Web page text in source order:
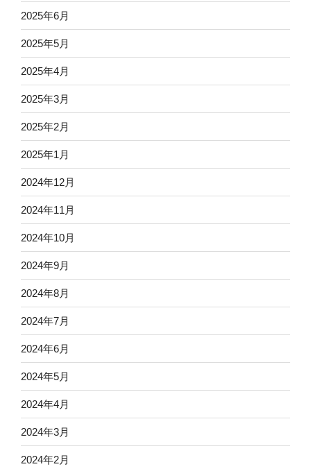
2025年6月
2025年5月
2025年4月
2025年3月
2025年2月
2025年1月
2024年12月
2024年11月
2024年10月
2024年9月
2024年8月
2024年7月
2024年6月
2024年5月
2024年4月
2024年3月
2024年2月